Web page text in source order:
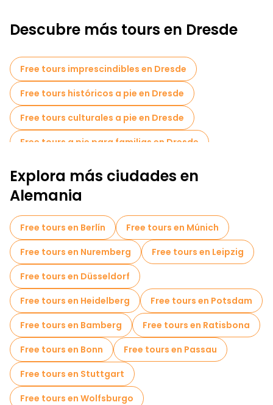
Descubre más tours en Dresde
Free tours imprescindibles en Dresde
Free tours históricos a pie en Dresde
Free tours culturales a pie en Dresde
Free tours a pie para familias en Dresde
Tours autoguiados en Dresde
Free tour por el casco antiguo en Dresde
Free tours nocturnos a pie en Dresde
Tours en bicicleta en Dresde
Tours gastronómicos en Dresde
Free tours cerca Zwinger
Free tours cerca Semperoper Dresden
Free tours cerca Dresden Castle
Explora más ciudades en
Alemania
Free tours en Berlín
Free tours en Múnich
Free tours en Nuremberg
Free tours en Leipzig
Free tours en Düsseldorf
Free tours en Heidelberg
Free tours en Potsdam
Free tours en Bamberg
Free tours en Ratisbona
Free tours en Bonn
Free tours en Passau
Free tours en Stuttgart
Free tours en Wolfsburgo